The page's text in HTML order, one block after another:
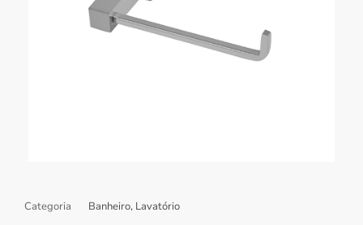
Categoria Banheiro, Lavatório